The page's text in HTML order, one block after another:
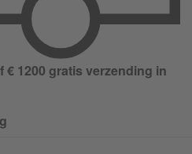
1200 gratis verzending in